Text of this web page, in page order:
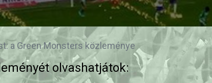
a Green Monsters közleménye
olvashatjátok: